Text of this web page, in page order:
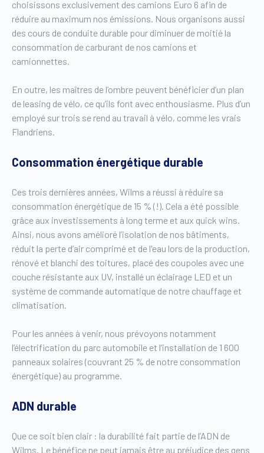
choisissons exclusivement des camions Euro 6 afin de
réduire au maximum nos émissions. Nous organisons aussi
des cours de conduite durable pour diminuer de moitié la
consommation de carburant de nos camions et
camionnettes.
En outre, les maîtres de l’ombre peuvent bénéficier d’un plan
de leasing de vélo, ce qu’ils font avec enthousiasme. Plus d’un
employé sur trois se rend au travail à vélo, comme les vrais
Flandriens.
Consommation énergétique durable
Ces trois dernières années, Wilms a réussi à réduire sa
consommation énergétique de 15 % (!). Cela a été possible
grâce aux investissements à long terme et aux quick wins.
Ainsi, nous avons amélioré l’isolation de nos bâtiments,
réduit la perte d’air comprimé et de l'eau lors de la production,
rénové et blanchi des toitures, placé des coupoles avec une
couche résistante aux UV, installé un éclairage LED et un
système de commande automatique de notre chauffage et
climatisation.
Pour les années à venir, nous prévoyons notamment
l’électrification du parc automobile et l’installation de 1 600
panneaux solaires (couvrant 25 % de notre consommation
énergétique) au programme.
ADN durable
Que ce soit bien clair : la durabilité fait partie de l’ADN de
Wilms. Le bénéfice ne peut jamais être au préjudice des gens